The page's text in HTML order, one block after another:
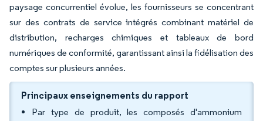
paysage concurrentiel évolue, les fournisseurs se concentrant
sur des contrats de service intégrés combinant matériel de
distribution, recharges chimiques et tableaux de bord
numériques de conformité, garantissant ainsi la fidélisation des
comptes sur plusieurs années.
Principaux enseignements du rapport
Par type de produit, les composés d'ammonium